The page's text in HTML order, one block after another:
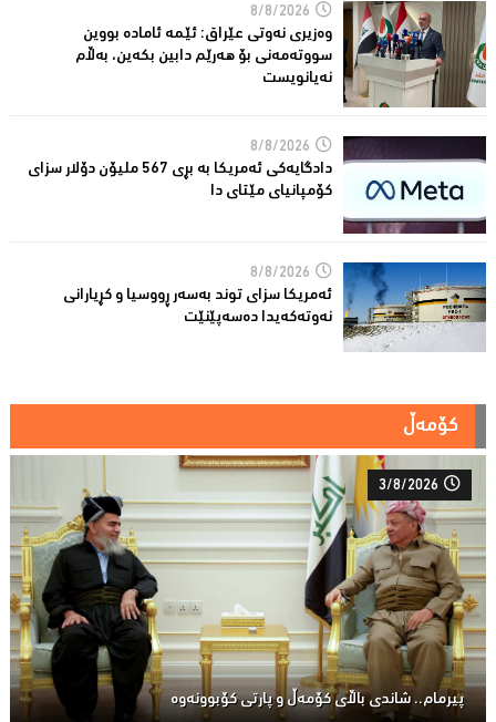
8/8/2026
وەزیری نەوتی عێراق: ئێمە ئامادە بووین
سووتەمەنی بۆ هەرێم دابین بكەین، بەڵام
نەیانویست
8/8/2026
دادگایەكی ئەمریكا بە بڕی 567 ملیۆن دۆلار سزای
كۆمپانیای مێتای دا
8/8/2026
ئەمریكا سزای توند بەسەر ڕووسیا و كڕیارانی
نەوتەكەیدا دەسەپێنێت
کۆمەڵ
3/8/2026
پیرمام.. شاندی باڵای كۆمه‌ڵ و پارتی كۆبوونه‌وه‌